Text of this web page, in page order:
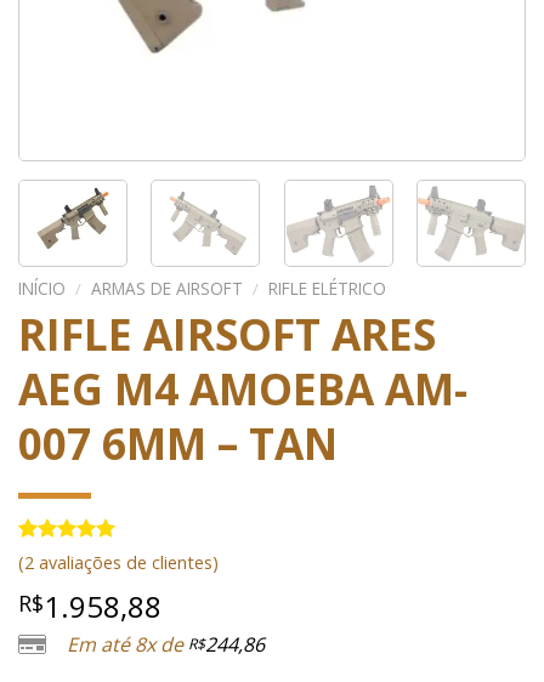
INÍCIO / ARMAS DE AIRSOFT / RIFLE ELÉTRICO
RIFLE AIRSOFT ARES
AEG M4 AMOEBA AM-
007 6MM – TAN
Avaliado
como5.00
de 5, com
baseado em
2
avaliações
de clientes
(2 avaliações de clientes)
R$1.958,88
Em até 8x de R$244,86